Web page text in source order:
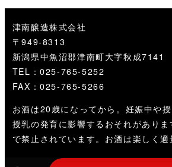
津南醸造株式会社
〒949-8313
新潟県中魚沼郡津南町大字秋成7141
TEL：025-765-5252
FAX：025-765-5266
お酒は20歳になってから。妊娠中や
授乳の発育に影響するおそれがあり
で禁止されています。お酒は楽しく適